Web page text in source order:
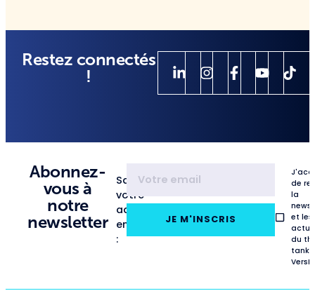
Restez connectés
!
Abonnez-
vous à
notre
newsletter
Saisissez
votre
adresse
email
:
JE M'INSCRIS
de
la
et les
du
tank